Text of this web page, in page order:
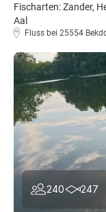
Fischarten: Zander,
Aal
Fluss bei 25554
240 247